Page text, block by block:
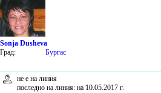
Sonja Dusheva
Град:
Бургас
не е на линия
последно на линия: на 10.05.2017 г.